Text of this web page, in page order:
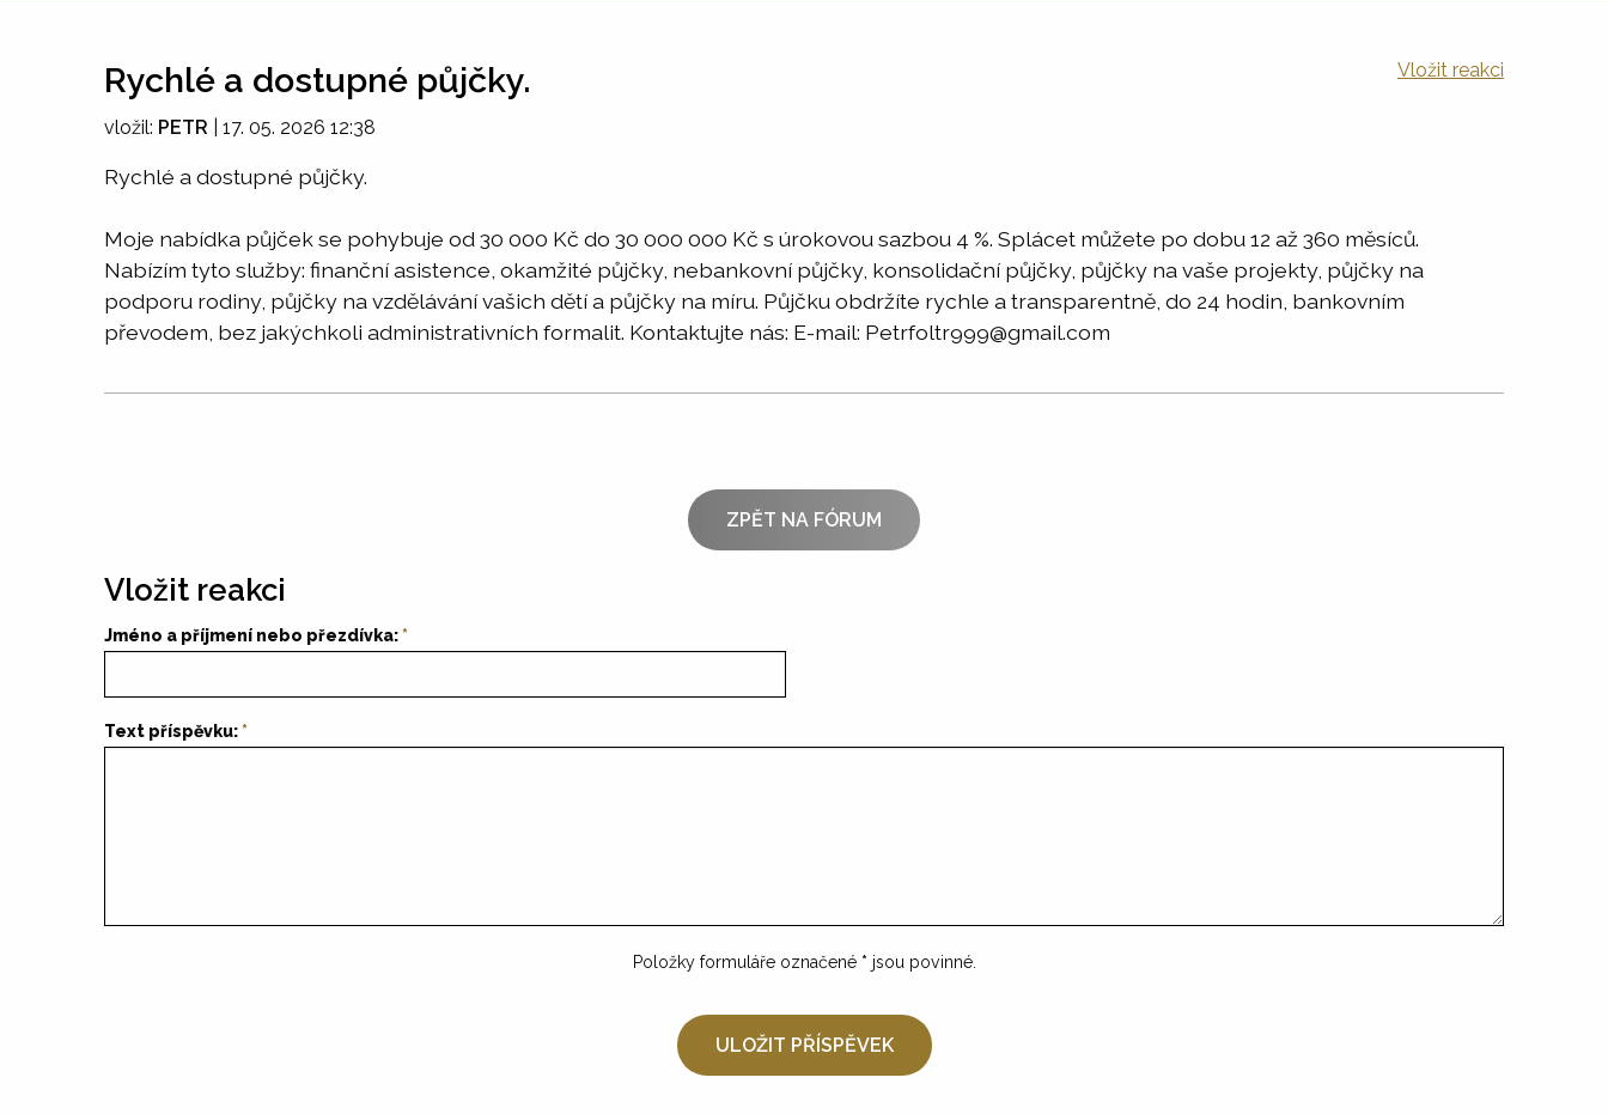
Rychlé a dostupné půjčky. Vložit reakci
vložil: PETR 17. 05. 2026 12:38
Rychlé a dostupné půjčky.
Moje nabídka půjček se pohybuje od 30 000 Kč do 30 000 000 Kč s úrokovou sazbou 4 %. Splácet můžete po dobu 12 až 360 měsíců.
Nabízím tyto služby: finanční asistence, okamžité půjčky, nebankovní půjčky, konsolidační půjčky, půjčky na vaše projekty, půjčky na
podporu rodiny, půjčky na vzdělávání vašich dětí a půjčky na míru. Půjčku obdržíte rychle a transparentně, do 24 hodin, bankovním
převodem, bez jakýchkoli administrativních formalit. Kontaktujte nás: E-mail: Petrfoltr999@gmail.com
ZPĚT NA FÓRUM
Vložit reakci
Jméno a příjmení nebo přezdívka:
Text příspěvku:
Položky formuláře označené * jsou povinné.